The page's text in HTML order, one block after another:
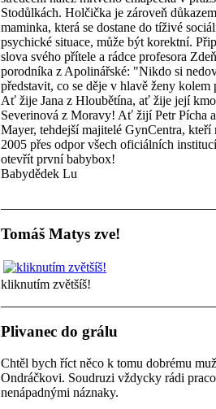
Stodůlkách. Holčička je zároveň
maminka, která se dostane do tíživé
psychické situace, může být korektní.
slova svého přítele a rádce profesora
porodníka z Apolinářské: "Nikdo si
představit, co se děje v hlavě ženy kolem
Ať žije Jana z Hloubětína, ať žije její
Severinová z Moravy! Ať žijí Petr Pícha
Mayer, tehdejší majitelé GynCentra, kteří
2005 přes odpor všech oficiálních
otevřít první babybox!
Babydědek Lu
Tomáš Matys zve!
kliknutím zvětšíš!
Plivanec do grálu
Chtěl bych říct něco k tomu dobrému
Ondráčkovi. Soudruzi vždycky rádi
nenápadnými náznaky.